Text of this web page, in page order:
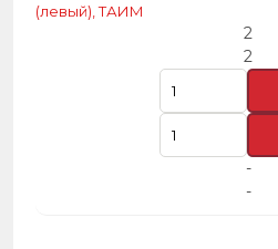
(левый), ТАИМ
2
2
-
-